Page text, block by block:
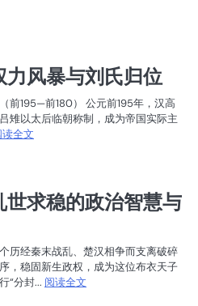
风暴与刘氏归位
前195—前180） 公元前195年，汉高
雉以太后临朝称制，成为帝国实际主
读全文
求稳的政治智慧与
历经秦末战乱、楚汉相争而支离破碎
，稳固新生政权，成为这位布衣天子
“分封... 阅读全文